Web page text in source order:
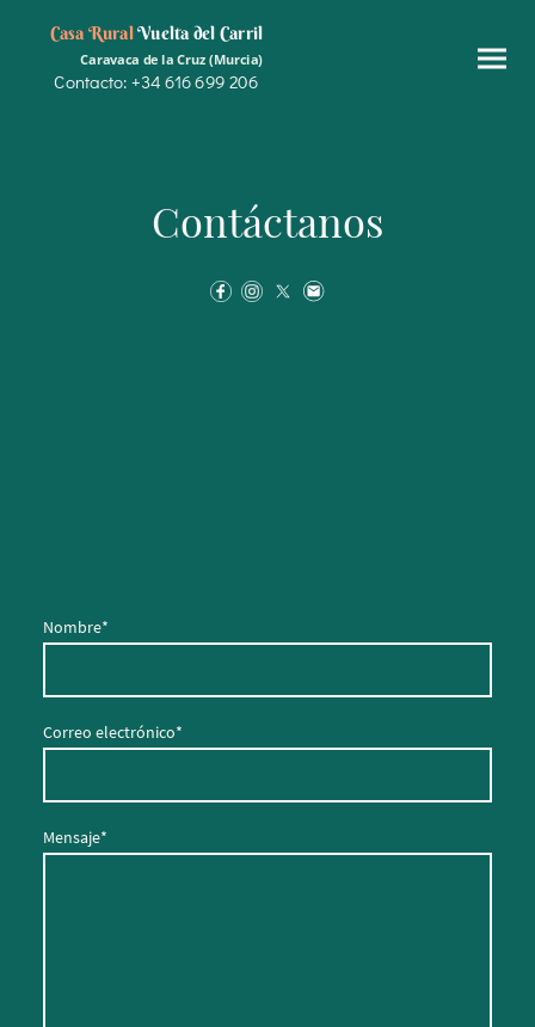
Casa RuralVuelta del Carril
Caravaca de la Cruz (Murcia)
Contacto: +34 616 699 206
Contáctanos
Nombre*
Correo electrónico*
Mensaje*